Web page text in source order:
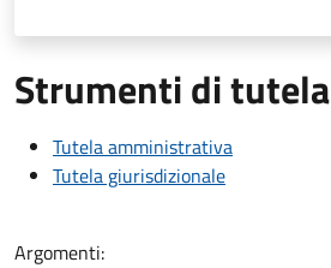
Strumenti di tutela
Tutela amministrativa
Tutela giurisdizionale
Argomenti: